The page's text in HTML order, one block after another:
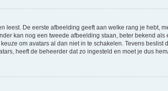
De eerste afbeelding geeft aan welke rang je hebt,
kan nog een tweede afbeelding staan, beter bekend als
om avatars al dan niet in te schakelen. Tevens beslist
heeft de beheerder dat zo ingesteld en moet je dus